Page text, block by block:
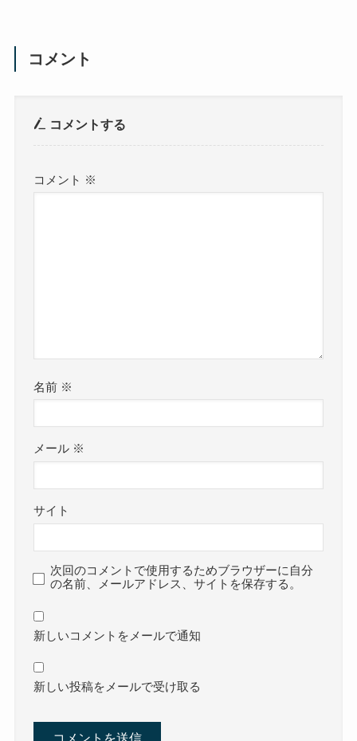
コメント
コメントする
コメント ※
名前 ※
メール ※
サイト
次回のコメントで使用するためブラウザーに自分
の名前、メールアドレス、サイトを保存する。
新しいコメントをメールで通知
新しい投稿をメールで受け取る